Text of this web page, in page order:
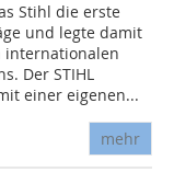
Stihl die erste
und legte damit
internationalen
Der STIHL
einer eigenen...
mehr